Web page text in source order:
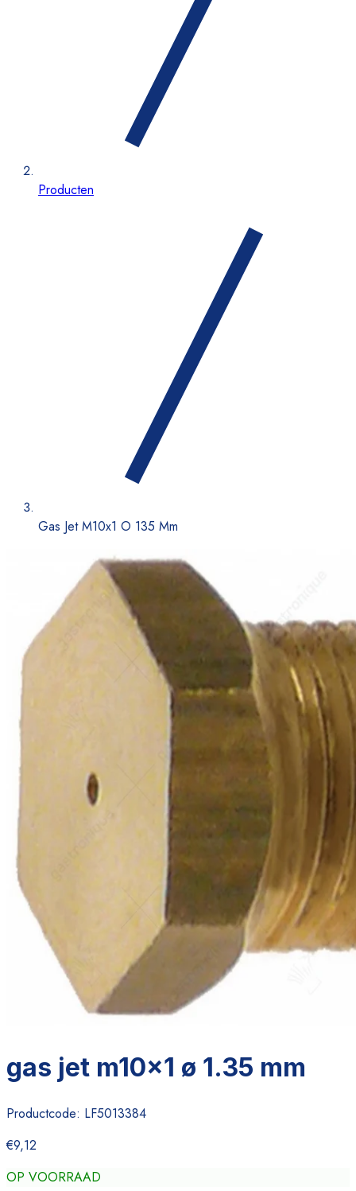
Producten
Gas Jet M10x1 O 135 Mm
gas jet m10x1 ø 1.35 mm
Productcode: LF5013384
€9,12
OP VOORRAAD